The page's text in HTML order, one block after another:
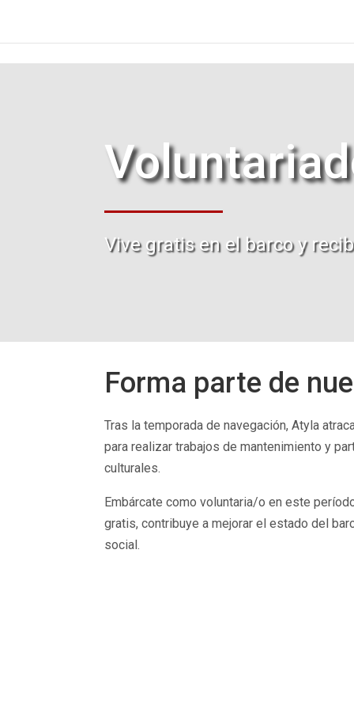
Vive gratis en el barco y
Forma parte de
Tras la temporada de navegación, Atyla
para realizar trabajos de mantenimiento y
culturales.
Embárcate como voluntaria/o en este
gratis, contribuye a mejorar el estado del
social.